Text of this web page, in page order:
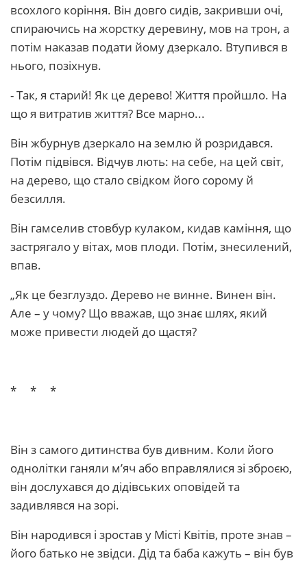
всохлого коріння. Він довго сидів, закривши очі,
спираючись на жорстку деревину, мов на трон, а
потім наказав подати йому дзеркало. Втупився в
нього, позіхнув.
- Так, я старий! Як це дерево! Життя пройшло. На
що я витратив життя? Все марно...
Він жбурнув дзеркало на землю й розридався.
Потім підвівся. Відчув лють: на себе, на цей світ,
на дерево, що стало свідком його сорому й
безсилля.
Він гамселив стовбур кулаком, кидав каміння, що
застрягало у вітах, мов плоди. Потім, знесилений,
впав.
„Як це безглуздо. Дерево не винне. Винен він.
Але – у чому? Що вважав, що знає шлях, який
може привести людей до щастя?
* * *
Він з самого дитинства був дивним. Коли його
однолітки ганяли м’яч або вправлялися зі зброєю,
він дослухався до дідівських оповідей та
задивлявся на зорі.
Він народився і зростав у Місті Квітів, проте знав –
його батько не звідси. Дід та баба кажуть – він був